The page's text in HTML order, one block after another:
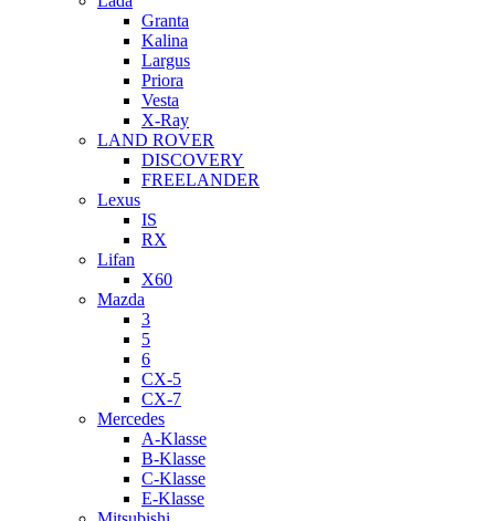
Granta
Kalina
Largus
Priora
Vesta
X-Ray
LAND ROVER
DISCOVERY
FREELANDER
Lexus
IS
RX
Lifan
X60
Mazda
3
5
6
CX-5
CX-7
Mercedes
A-Klasse
B-Klasse
C-Klasse
E-Klasse